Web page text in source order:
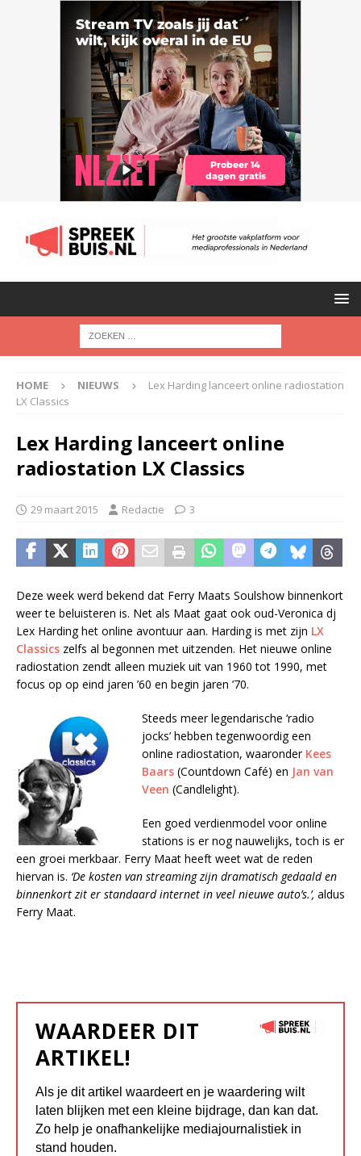
HOME NIEUWS
Lex Harding lanceert online radiostation
LX Classics
Lex Harding lanceert online
radiostation LX Classics
29 maart 2015 Redactie 3
Deze week werd bekend dat Ferry Maats Soulshow binnenkort
weer te beluisteren is. Net als Maat gaat ook oud-Veronica dj
Lex Harding het online avontuur aan. Harding is met zijn LX
Classics zelfs al begonnen met uitzenden. Het nieuwe online
radiostation zendt alleen muziek uit van 1960 tot 1990, met
focus op op eind jaren ’60 en begin jaren ’70.
Steeds meer legendarische ‘radio
jocks’ hebben tegenwoordig een
online radiostation, waaronderKees
Baars (Countdown Café) en Jan van
Veen (Candlelight).
Een goed verdienmodel voor online
stations is er nog nauwelijks, toch is er
een groei merkbaar. Ferry Maat heeft weet wat de reden
hiervan is. ‘De kosten van streaming zijn dramatisch gedaald en
binnenkort zit er standaard internet in veel nieuwe auto’s.’, aldus
Ferry Maat.
WAARDEER DIT
ARTIKEL!
Als je dit artikel waardeert en je waardering wilt
laten blijken met een kleine bijdrage, dan kan dat.
Zo help je onafhankelijke mediajournalistiek in
stand houden.